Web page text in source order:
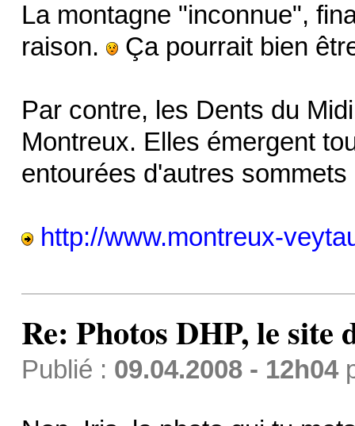
La montagne "inconnue",
raison.
Ça pourrait bien
Par contre, les Dents du
Montreux. Elles émergent
entourées d'autres
http://www.montreux-
Re: Photos DHP, le site
Publié : 09.04.2008 - 12h04